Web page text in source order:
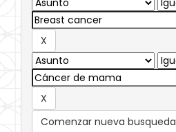
Comenzar nueva busqueda